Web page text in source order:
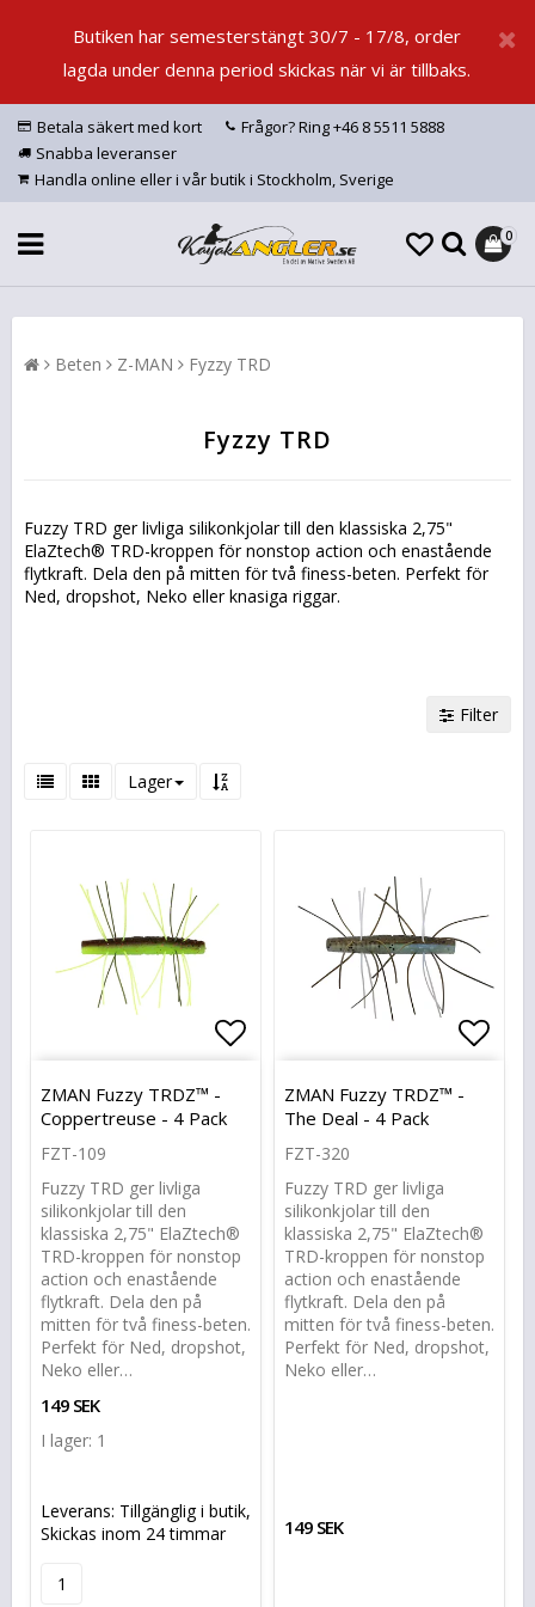
Butiken har semesterstängt 30/7 - 17/8, order
lagda under denna period skickas när vi är tillbaks.
Betala säkert med kort
Frågor? Ring +46 8 5511 5888
Snabba leveranser
Handla online eller i vår butik i Stockholm, Sverige
0
Beten Z-MAN Fyzzy TRD
Fyzzy TRD
Fuzzy TRD ger livliga silikonkjolar till den klassiska 2,75"
ElaZtech® TRD-kroppen för nonstop action och enastående
flytkraft. Dela den på mitten för två finess-beten. Perfekt för
Ned, dropshot, Neko eller knasiga riggar.
Filter
Lager
Lägg till i favoritlistan
Lägg till i favoritlistan
ZMAN Fuzzy TRDZ™ -
Coppertreuse - 4 Pack
FZT-109
Fuzzy TRD ger livliga
silikonkjolar till den
klassiska 2,75" ElaZtech®
TRD-kroppen för nonstop
action och enastående
flytkraft. Dela den på
mitten för två finess-beten.
Perfekt för Ned, dropshot,
Neko eller…
149 SEK
I lager: 1
Leverans: Tillgänglig i butik,
Skickas inom 24 timmar
ZMAN Fuzzy TRDZ™ -
The Deal - 4 Pack
FZT-320
Fuzzy TRD ger livliga
silikonkjolar till den
klassiska 2,75" ElaZtech®
TRD-kroppen för nonstop
action och enastående
flytkraft. Dela den på
mitten för två finess-beten.
Perfekt för Ned, dropshot,
Neko eller…
149 SEK